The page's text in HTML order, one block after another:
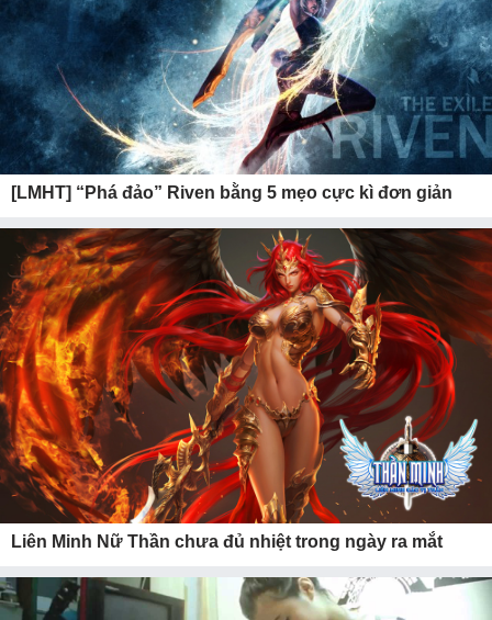
[LMHT] “Phá đảo” Riven bằng 5 mẹo cực kì đơn giản
Liên Minh Nữ Thần chưa đủ nhiệt trong ngày ra mắt